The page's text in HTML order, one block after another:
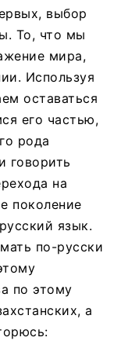
выбор
То, что мы
мира,
Используя
оставаться
его частью,
рода
говорить
на
поколение
язык.
по-русски
по этому
а